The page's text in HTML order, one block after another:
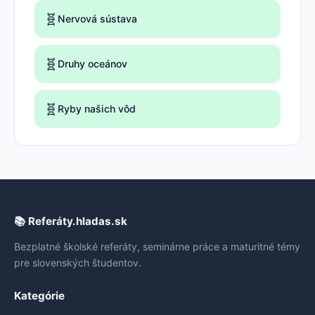
🧬 Nervová sústava
🧬 Druhy oceánov
🧬 Ryby našich vôd
📚 Referáty.hladas.sk
Bezplatné školské referáty, seminárne práce a maturitné témy
pre slovenských študentov.
Kategórie